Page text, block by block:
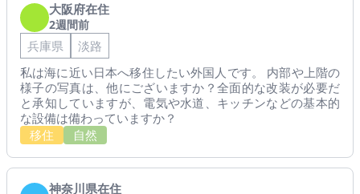
大阪府在住
2週間前
兵庫県
淡路
私は海に近い日本へ移住したい外国人です。 内部や上階の
様子の写真は、他にございますか？全面的な改装が必要だ
と承知していますが、電気や水道、キッチンなどの基本的
な設備は備わっていますか？
移住
自然
神奈川県在住